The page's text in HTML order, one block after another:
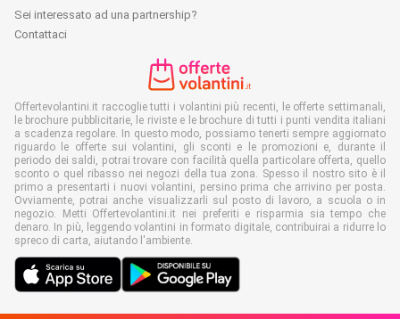
Sei interessato ad una partnership?
Contattaci
Offertevolantini.it raccoglie tutti i volantini più recenti, le offerte settimanali,
le brochure pubblicitarie, le riviste e le brochure di tutti i punti vendita italiani
a scadenza regolare. In questo modo, possiamo tenerti sempre aggiornato
riguardo le offerte sui volantini, gli sconti e le promozioni e, durante il
periodo dei saldi, potrai trovare con facilità quella particolare offerta, quello
sconto o quel ribasso nei negozi della tua zona. Spesso il nostro sito è il
primo a presentarti i nuovi volantini, persino prima che arrivino per posta.
Ovviamente, potrai anche visualizzarli sul posto di lavoro, a scuola o in
negozio. Metti Offertevolantini.it nei preferiti e risparmia sia tempo che
denaro. In più, leggendo volantini in formato digitale, contribuirai a ridurre lo
spreco di carta, aiutando l'ambiente.